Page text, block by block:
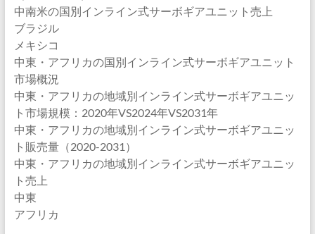
中南米の国別インライン式サーボギアユニット売上
ブラジル
メキシコ
中東・アフリカの国別インライン式サーボギアユニット
市場概況
中東・アフリカの地域別インライン式サーボギアユニッ
ト市場規模：2020年VS2024年VS2031年
中東・アフリカの地域別インライン式サーボギアユニッ
ト販売量（2020-2031）
中東・アフリカの地域別インライン式サーボギアユニッ
ト売上
中東
アフリカ